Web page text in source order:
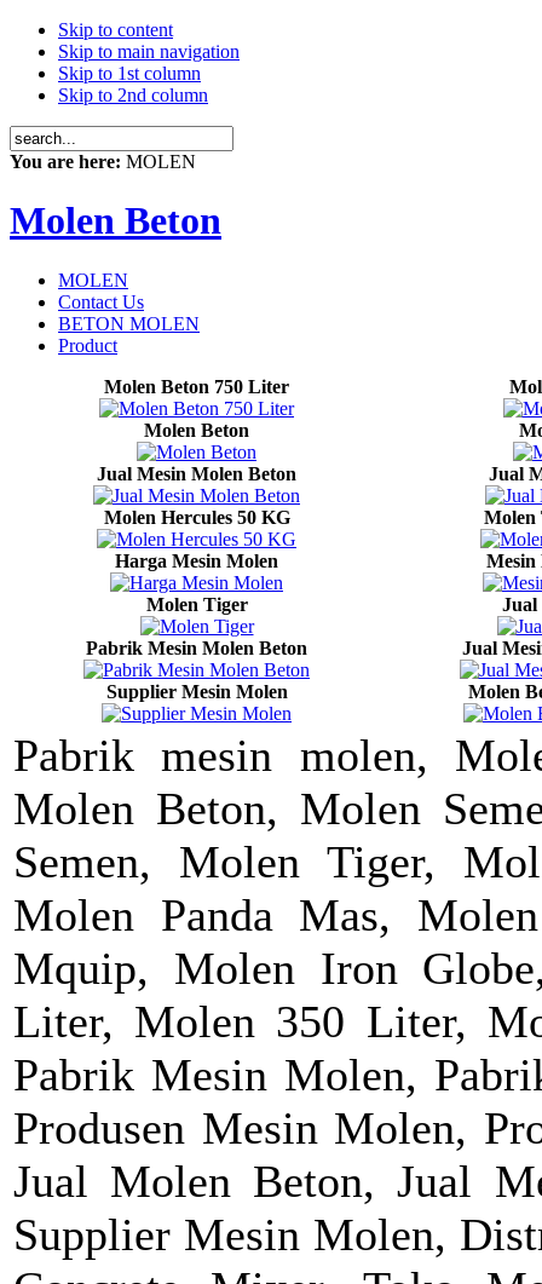
Skip to content
Skip to main navigation
Skip to 1st column
Skip to 2nd column
You are here: MOLEN
Molen Beton
MOLEN
Contact Us
BETON MOLEN
Product
Molen Beton 750 Liter
Molen Beton
Jual Mesin Molen Beton Jual
Molen Hercules 50 KG Molen
Harga Mesin Molen Mesin
Molen Tiger Jual
Pabrik Mesin Molen Beton Jual
Supplier Mesin Molen Molen
Pabrik mesin molen,
Molen Beton, Molen
Semen, Molen Tiger,
Molen Panda Mas,
Mquip, Molen Iron
Liter, Molen 350 Liter,
Pabrik Mesin Molen,
Produsen Mesin Molen,
Jual Molen Beton, Jual
Supplier Mesin Molen,